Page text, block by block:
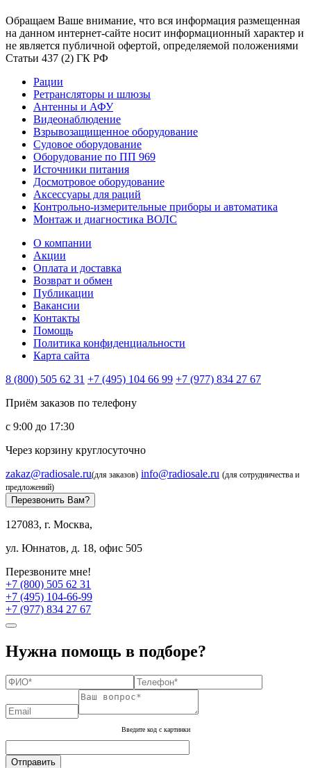
Обращаем Ваше внимание, что вся информация размещенная
на данном интернет-сайте носит информационный характер и
не является публичной офертой, определяемой положениями
Статьи 437 (2) ГК РФ
Рации
Ретрансляторы и шлюзы
Антенны и АФУ
Видеонаблюдение
Взрывозащищенное оборудование
Судовое оборудование
Оборудование по ПП 969
Источники питания
Досмотровое оборудование
Аксессуары для раций
Контрольно-измерительные приборы и автоматика
Монтаж и диагностика ВОЛС
О компании
Акции
Оплата и доставка
Возврат и обмен
Публикации
Вакансии
Контакты
Помощь
Политика конфиденциальности
Карта сайта
8 (800) 505 62 31 +7 (495) 104 66 99 +7 (977) 834 27 67
Приём заказов по телефону
с 9:00 до 17:30
Через корзину круглосуточно
zakaz@radiosale.ru(для заказов) info@radiosale.ru (для сотрудничества и
предложений)
Перезвонить Вам?
127083, г. Москва,
ул. Юннатов, д. 18, офис 505
Перезвоните мне!
+7 (800) 505 62 31
+7 (495) 104-66-99
+7 (977) 834 27 67
Нужна помощь в подборе?
Введите код с картинки